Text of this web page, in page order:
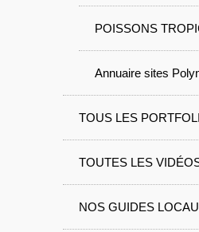
POISSONS
Annuaire sites
TOUS LES
TOUTES LES
NOS GUIDES